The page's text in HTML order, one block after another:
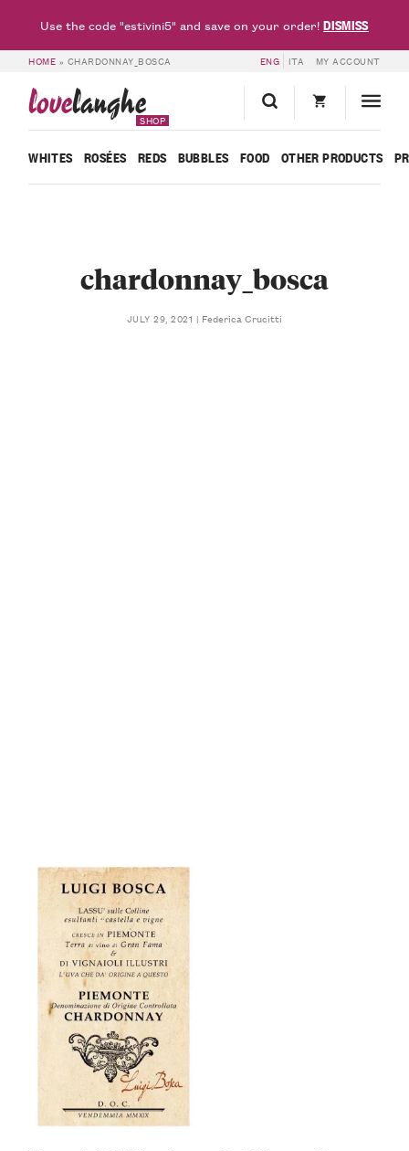
HOME » CHARDONNAY_BOSCA ENG ITA MY ACCOUNT
lovelanghe
SHOP
WHITES ROSÉES REDS BUBBLES FOOD OTHER PRODUCTS
chardonnay_bosca
JULY 29, 2021 Federica Crucitti
Use the code "estivini5" and save on your order!DISMISS